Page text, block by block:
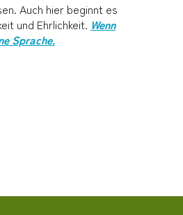
Auch hier beginnt es
und Ehrlichkeit. Wenn
Sprache.